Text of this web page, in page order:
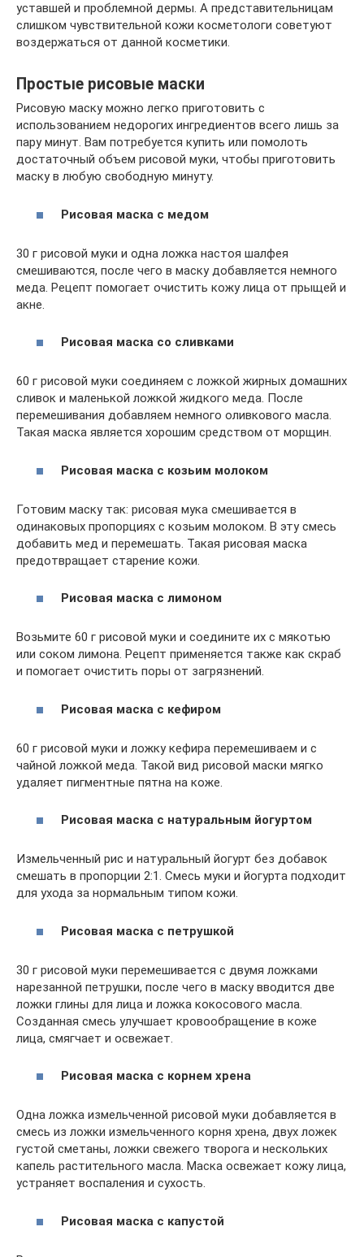
уставшей и проблемной дермы. А представительницам
слишком чувствительной кожи косметологи советуют
воздержаться от данной косметики.
Простые рисовые маски
Рисовую маску можно легко приготовить с
использованием недорогих ингредиентов всего лишь за
пару минут. Вам потребуется купить или помолоть
достаточный объем рисовой муки, чтобы приготовить
маску в любую свободную минуту.
Рисовая маска с медом
30 г рисовой муки и одна ложка настоя шалфея
смешиваются, после чего в маску добавляется немного
меда. Рецепт помогает очистить кожу лица от прыщей и
акне.
Рисовая маска со сливками
60 г рисовой муки соединяем с ложкой жирных домашних
сливок и маленькой ложкой жидкого меда. После
перемешивания добавляем немного оливкового масла.
Такая маска является хорошим средством от морщин.
Рисовая маска с козьим молоком
Готовим маску так: рисовая мука смешивается в
одинаковых пропорциях с козьим молоком. В эту смесь
добавить мед и перемешать. Такая рисовая маска
предотвращает старение кожи.
Рисовая маска с лимоном
Возьмите 60 г рисовой муки и соедините их с мякотью
или соком лимона. Рецепт применяется также как скраб
и помогает очистить поры от загрязнений.
Рисовая маска с кефиром
60 г рисовой муки и ложку кефира перемешиваем и с
чайной ложкой меда. Такой вид рисовой маски мягко
удаляет пигментные пятна на коже.
Рисовая маска с натуральным йогуртом
Измельченный рис и натуральный йогурт без добавок
смешать в пропорции 2:1. Смесь муки и йогурта подходит
для ухода за нормальным типом кожи.
Рисовая маска с петрушкой
30 г рисовой муки перемешивается с двумя ложками
нарезанной петрушки, после чего в маску вводится две
ложки глины для лица и ложка кокосового масла.
Созданная смесь улучшает кровообращение в коже
лица, смягчает и освежает.
Рисовая маска с корнем хрена
Одна ложка измельченной рисовой муки добавляется в
смесь из ложки измельченного корня хрена, двух ложек
густой сметаны, ложки свежего творога и нескольких
капель растительного масла. Маска освежает кожу лица,
устраняет воспаления и сухость.
Рисовая маска с капустой